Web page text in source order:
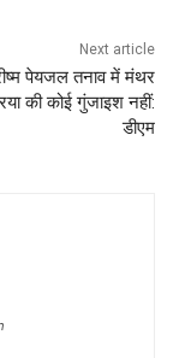
Next article
पेयजल तनाव में मंथर
की कोई गुंजाइश नहीं:
डीएम